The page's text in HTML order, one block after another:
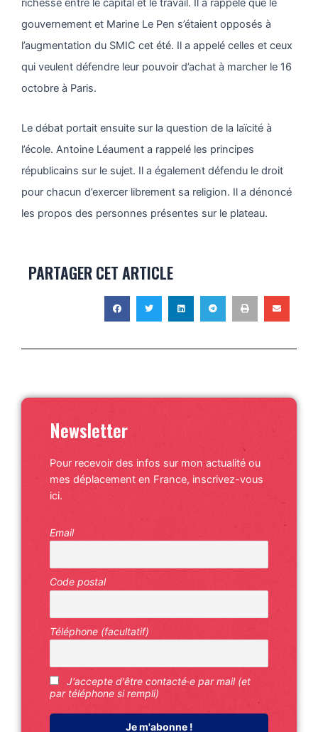
richesse entre le capital et le travail. Il a rappelé que le
gouvernement et Marine Le Pen s’étaient opposés à
l’augmentation du SMIC cet été. Il a appelé celles et ceux
qui veulent défendre leur pouvoir d’achat à marcher le 16
octobre à Paris.
Le débat portait ensuite sur la question de la laïcité à
l’école. Antoine Léaument a rappelé les principes
républicains sur le sujet. Il a également défendu le droit
pour chacun d’exercer librement sa religion. Il a dénoncé
les propos des personnes présentes sur le plateau.
PARTAGER CET ARTICLE
Newsletter
Pour recevoir des infos sur mon actualité ou
mes déplacement en France, inscrivez-vous
ici.
Email
Code postal
Téléphone (facultatif)
J'accepte d'être contacté·e par mail (et
par téléphone si rempli)